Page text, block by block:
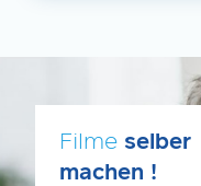
Filme selber
machen !